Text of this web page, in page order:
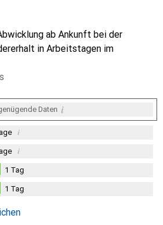
ab Ankunft bei der
in Arbeitstagen im
Daten i
i
i
1 Tag
1 Tag